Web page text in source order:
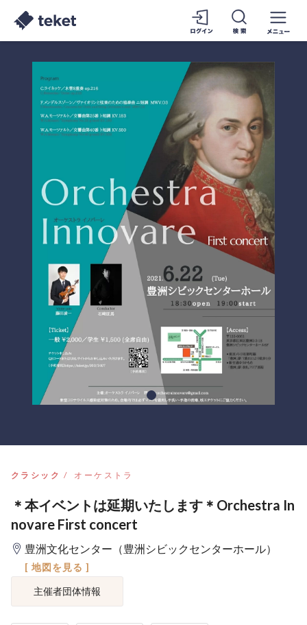
クラシック オーケストラ
＊本イベントは延期いたします＊Orchestra In
novare First concert
豊洲文化センター（豊洲シビックセンターホール）
[ 地図を見る ]
主催者団体情報